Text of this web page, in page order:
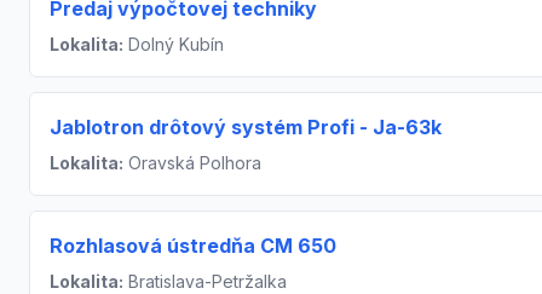
Predaj výpočtovej techniky
Lokalita: Dolný Kubín
Jablotron drôtový systém Profi - Ja-63k
Lokalita: Oravská Polhora
Rozhlasová ústredňa CM 650
Lokalita: Bratislava-Petržalka